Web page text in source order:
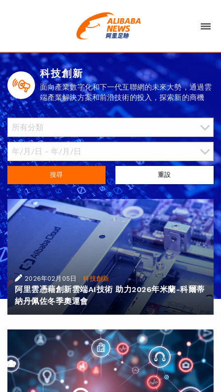
科技創新
面向產業數字化和下一代互聯網的未來大勢，通過雲
端產業解決方案和前沿技術的投入，探索新的商機
搜尋 重設
2026年02月05日 |科技創新
阿里雲憑藉創新雲端AI技術 助力2026年米蘭-科爾蒂
納丹佩佐冬季奧運會